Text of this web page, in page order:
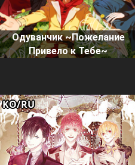
Одуванчик ~Пожелание
Привело к Тебе~
KO/RU